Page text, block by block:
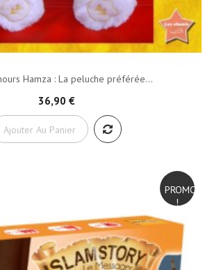
Hamza : La peluche préférée...
36,90 €
Ajouter Au Panier
PROMO
!